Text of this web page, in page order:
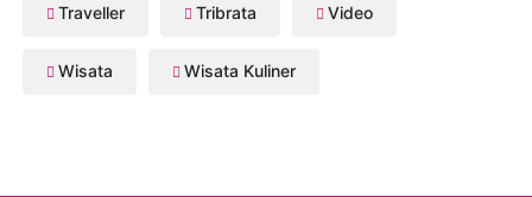
Traveller Tribrata Video
Wisata Wisata Kuliner